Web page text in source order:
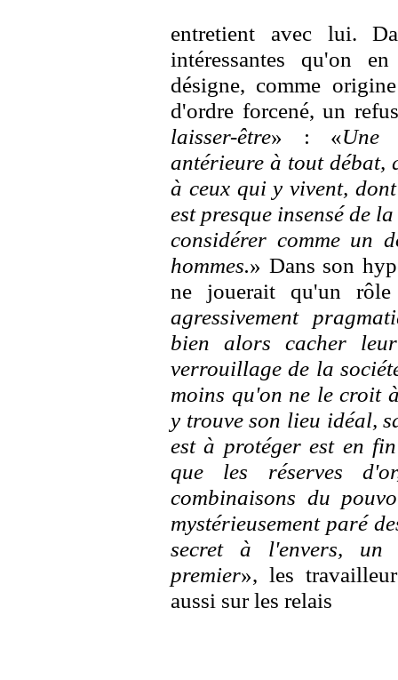
entretient avec lui.
intéressantes qu'on
désigne, comme
d'ordre forcené, un
laisser-être» : «Une
antérieure à tout débat,
à ceux qui y vivent,
est presque insensé de
considérer comme un
hommes.» Dans son
ne jouerait qu'un
agressivement
bien alors cacher
verrouillage de la
moins qu'on ne le croit
y trouve son lieu idéal,
est à protéger est en
que les réserves
combinaisons du
mystérieusement paré
secret à l'envers, un
premier», les
aussi sur les relais